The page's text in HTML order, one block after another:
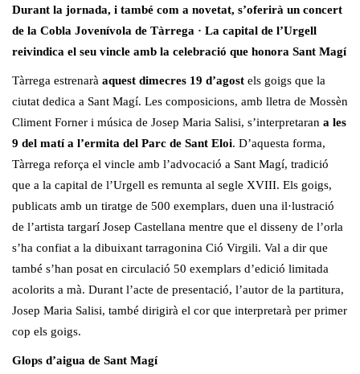
Durant la jornada, i també com a novetat, s’oferirà un concert
de la Cobla Jovenívola de Tàrrega · La capital de l’Urgell
reivindica el seu vincle amb la celebració que honora Sant Magí
Tàrrega estrenarà aquest dimecres 19 d’agost els goigs que la
ciutat dedica a Sant Magí. Les composicions, amb lletra de Mossèn
Climent Forner i música de Josep Maria Salisi, s’interpretaran a les
9 del matí a l’ermita del Parc de Sant Eloi. D’aquesta forma,
Tàrrega reforça el vincle amb l’advocació a Sant Magí, tradició
que a la capital de l’Urgell es remunta al segle XVIII. Els goigs,
publicats amb un tiratge de 500 exemplars, duen una il·lustració
de l’artista targarí Josep Castellana mentre que el disseny de l’orla
s’ha confiat a la dibuixant tarragonina Ció Virgili. Val a dir que
també s’han posat en circulació 50 exemplars d’edició limitada
acolorits a mà. Durant l’acte de presentació, l’autor de la partitura,
Josep Maria Salisi, també dirigirà el cor que interpretarà per primer
cop els goigs.
Glops d’aigua de Sant Magí